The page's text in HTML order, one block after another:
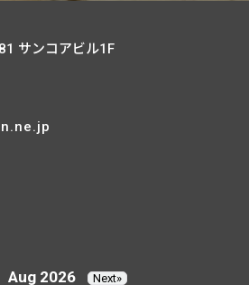
サンコアビル1F
Aug 2026 Next»